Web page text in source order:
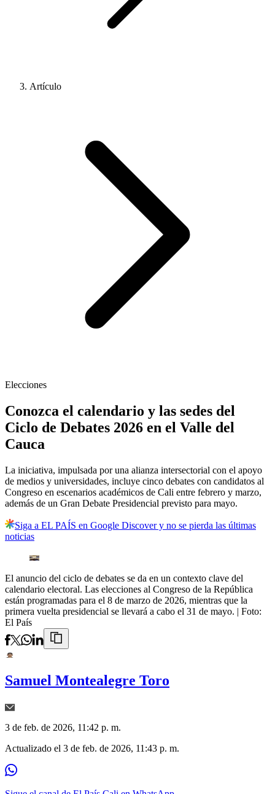
Artículo
Elecciones
Conozca el calendario y las sedes del
Ciclo de Debates 2026 en el Valle del
Cauca
La iniciativa, impulsada por una alianza intersectorial con el apoyo
de medios y universidades, incluye cinco debates con candidatos al
Congreso en escenarios académicos de Cali entre febrero y marzo,
además de un Gran Debate Presidencial previsto para mayo.
Siga a EL PAÍS en Google Discover y no se pierda las últimas
noticias
El anuncio del ciclo de debates se da en un contexto clave del
calendario electoral. Las elecciones al Congreso de la República
están programadas para el 8 de marzo de 2026, mientras que la
primera vuelta presidencial se llevará a cabo el 31 de mayo. | Foto:
El País
Samuel Montealegre Toro
3 de feb. de 2026, 11:42 p. m.
Actualizado el 3 de feb. de 2026, 11:43 p. m.